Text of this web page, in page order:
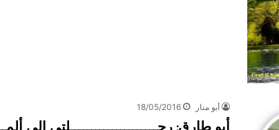
أبو منار 18/05/2016